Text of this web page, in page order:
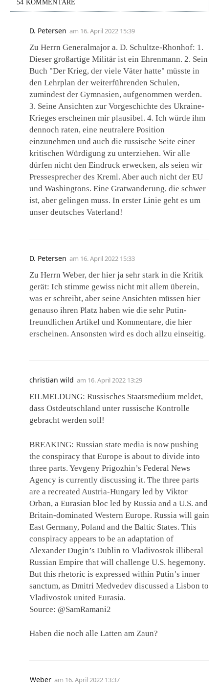
54 KOMMENTARE
D. Petersen am 16. April 2022 15:39
Zu Herrn Generalmajor a. D. Schultze-Rhonhof: 1.
Dieser großartige Militär ist ein Ehrenmann. 2. Sein
Buch "Der Krieg, der viele Väter hatte" müsste in
den Lehrplan der weiterführenden Schulen,
zumindest der Gymnasien, aufgenommen werden.
3. Seine Ansichten zur Vorgeschichte des Ukraine-
Krieges erscheinen mir plausibel. 4. Ich würde ihm
dennoch raten, eine neutralere Position
einzunehmen und auch die russische Seite einer
kritischen Würdigung zu unterziehen. Wir alle
dürfen nicht den Eindruck erwecken, als seien wir
Pressesprecher des Kreml. Aber auch nicht der EU
und Washingtons. Eine Gratwanderung, die schwer
ist, aber gelingen muss. In erster Linie geht es um
unser deutsches Vaterland!
D. Petersen am 16. April 2022 15:33
Zu Herrn Weber, der hier ja sehr stark in die Kritik
gerät: Ich stimme gewiss nicht mit allem überein,
was er schreibt, aber seine Ansichten müssen hier
genauso ihren Platz haben wie die sehr Putin-
freundlichen Artikel und Kommentare, die hier
erscheinen. Ansonsten wird es doch allzu einseitig.
christian wild am 16. April 2022 13:29
EILMELDUNG: Russisches Staatsmedium meldet,
dass Ostdeutschland unter russische Kontrolle
gebracht werden soll!
BREAKING: Russian state media is now pushing
the conspiracy that Europe is about to divide into
three parts. Yevgeny Prigozhin’s Federal News
Agency is currently discussing it. The three parts
are a recreated Austria-Hungary led by Viktor
Orban, a Eurasian bloc led by Russia and a U.S. and
Britain-dominated Western Europe. Russia will gain
East Germany, Poland and the Baltic States. This
conspiracy appears to be an adaptation of
Alexander Dugin’s Dublin to Vladivostok illiberal
Russian Empire that will challenge U.S. hegemony.
But this rhetoric is expressed within Putin’s inner
sanctum, as Dmitri Medvedev discussed a Lisbon to
Vladivostok united Eurasia.
Source: @SamRamani2
Haben die noch alle Latten am Zaun?
Weber am 16. April 2022 13:37